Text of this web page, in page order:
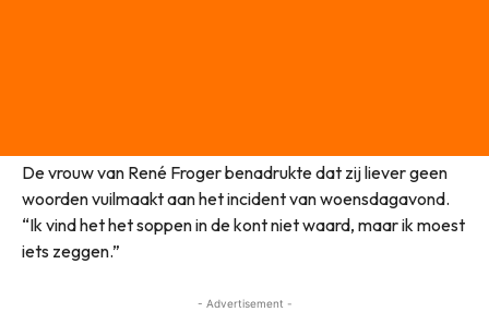
De vrouw van René Froger benadrukte dat zij liever geen
woorden vuilmaakt aan het incident van woensdagavond.
“Ik vind het het soppen in de kont niet waard, maar ik moest
iets zeggen.”
- Advertisement -